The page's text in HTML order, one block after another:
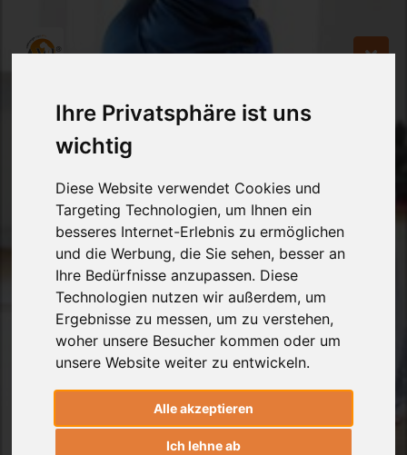
Ihre Privatsphäre ist uns
wichtig
Diese Website verwendet Cookies und
Targeting Technologien, um Ihnen ein
besseres Internet-Erlebnis zu ermöglichen
und die Werbung, die Sie sehen, besser an
Ihre Bedürfnisse anzupassen. Diese
Technologien nutzen wir außerdem, um
Ergebnisse zu messen, um zu verstehen,
woher unsere Besucher kommen oder um
unsere Website weiter zu entwickeln.
Alle akzeptieren
Ich lehne ab